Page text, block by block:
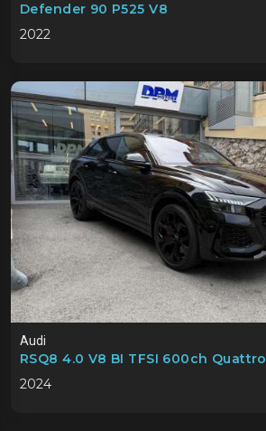
Defender 90 P525 V8
2022
Audi
RSQ8 4.0 V8 BI TFSI 600ch Quattro
2024